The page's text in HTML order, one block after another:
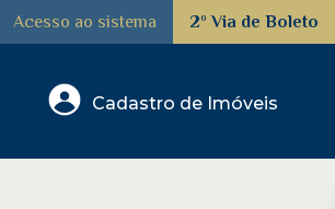
Acesso ao sistema 2º Via de Boleto